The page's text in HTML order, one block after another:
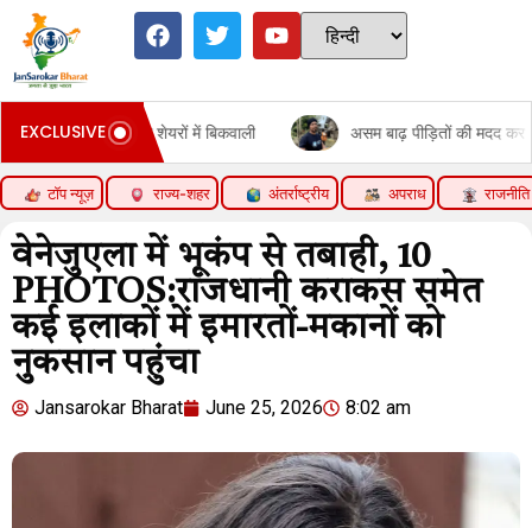
EXCLUSIVE
बैंकिंग शेयरों में बिकवाली असम बाढ़ पीड़ितों की मदद कर रहे हैं सलमान
टॉप न्यूज़ राज्य-शहर अंतर्राष्ट्रीय अपराध राजनीति
वेनेजुएला में भूकंप से तबाही, 10
PHOTOS:राजधानी कराकस समेत
कई इलाकों में इमारतों-मकानों को
नुकसान पहुंचा
Jansarokar Bharat June 25, 2026 8:02 am